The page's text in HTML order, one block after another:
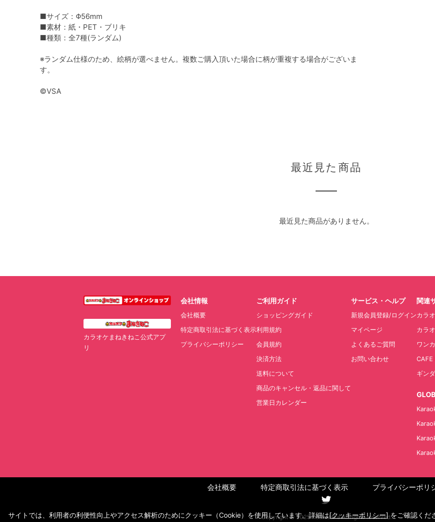
■サイズ：Φ56mm
■素材：紙・PET・ブリキ
■種類：全7種(ランダム)
※ランダム仕様のため、絵柄が選べません。複数ご購入頂いた場合に柄が重複する場合がございま
す。
©VSA
最近見た商品
最近見た商品がありません。
カラオケまねきねこ公式アプ
リ
会社情報
会社概要
特定商取引法に基づく表示
プライバシーポリシー
ご利用ガイド
ショッピングガイド
利用規約
会員規約
決済方法
送料について
商品のキャンセル・返品に関して
営業日カレンダー
サービス・ヘルプ
新規会員登録/ログイン
マイページ
よくあるご質問
お問い合わせ
関連
カラ
カラ
ワン
CAFE
ギン
会社概要 特定商取引法に基づく表示
プライバシーポリ
Copyright © 2025 Koshidaka All rights reserved.
サイトでは、利用者の利便性向上やアクセス解析のためにクッキー（Cookie）を使用しています。詳細は[クッキーポリシー] をご確認くだ